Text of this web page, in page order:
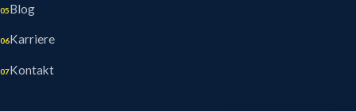
05Blog
06Karriere
07Kontakt